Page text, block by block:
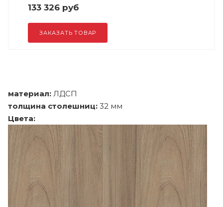
133 326 руб
ЗАКАЗАТЬ ТОВАР
материал: ЛДСП
толщина столешниц: 32 мм
Цвета: